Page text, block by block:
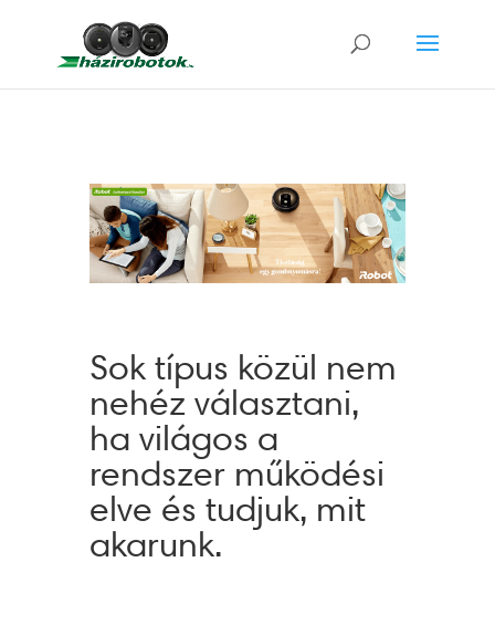
Sok típus közül nem
nehéz választani,
ha világos a
rendszer működési
elve és tudjuk, mit
akarunk.